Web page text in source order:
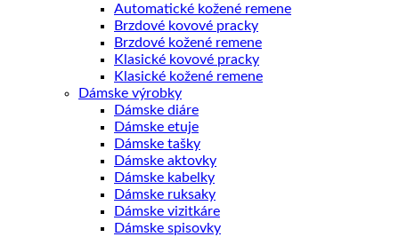
Automatické kožené remene
Brzdové kovové pracky
Brzdové kožené remene
Klasické kovové pracky
Klasické kožené remene
Dámske výrobky
Dámske diáre
Dámske etuje
Dámske tašky
Dámske aktovky
Dámske kabelky
Dámske ruksaky
Dámske vizitkáre
Dámske spisovky